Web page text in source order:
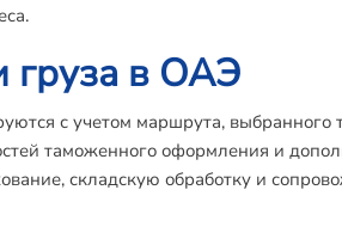
груза в ОАЭ
с учетом маршрута, выбранного
таможенного оформления и
складскую обработку и